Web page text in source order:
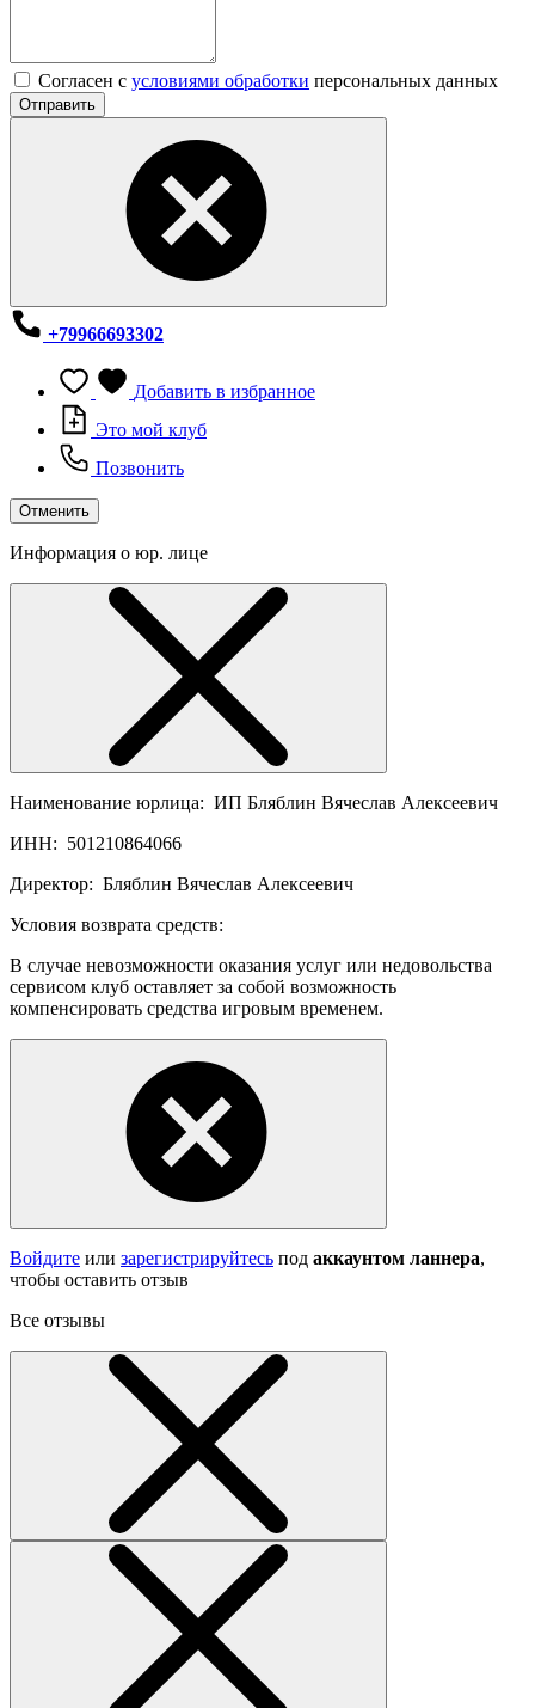
Согласен с условиями обработки персональных данных
Отправить
+79966693302
Добавить в избранное
Это мой клуб
Позвонить
Отменить
Информация о юр. лице
Наименование юрлица: ИП Бляблин Вячеслав Алексеевич
ИНН: 501210864066
Директор: Бляблин Вячеслав Алексеевич
Условия возврата средств:
В случае невозможности оказания услуг или недовольства
сервисом клуб оставляет за собой возможность
компенсировать средства игровым временем.
Войдите или зарегистрируйтесь под аккаунтом ланнера,
чтобы оставить отзыв
Все отзывы